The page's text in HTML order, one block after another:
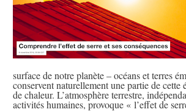
surface de notre planète – océans et terres
conservent naturellement une partie de cette
de chaleur. L’atmosphère terrestre,
activités humaines, provoque « l’effet de